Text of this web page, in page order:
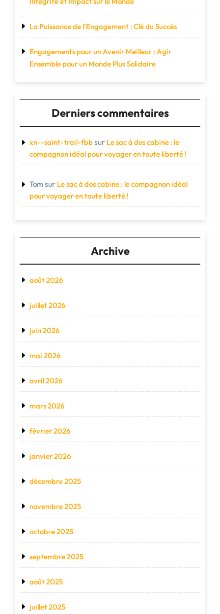
La Puissance de l’Engagement : Clé du Succès
Engagements pour un Avenir Meilleur : Agir
Ensemble pour un Monde Plus Solidaire
Derniers commentaires
xn--saint-trail-fbbsur Le sac à dos cabine : le
compagnon idéal pour voyager en toute liberté !
Tom sur Le sac à dos cabine : le compagnon idéal
pour voyager en toute liberté !
Archive
août 2026
juillet 2026
juin 2026
mai 2026
avril 2026
mars 2026
février 2026
janvier 2026
décembre 2025
novembre 2025
octobre 2025
septembre 2025
août 2025
juillet 2025